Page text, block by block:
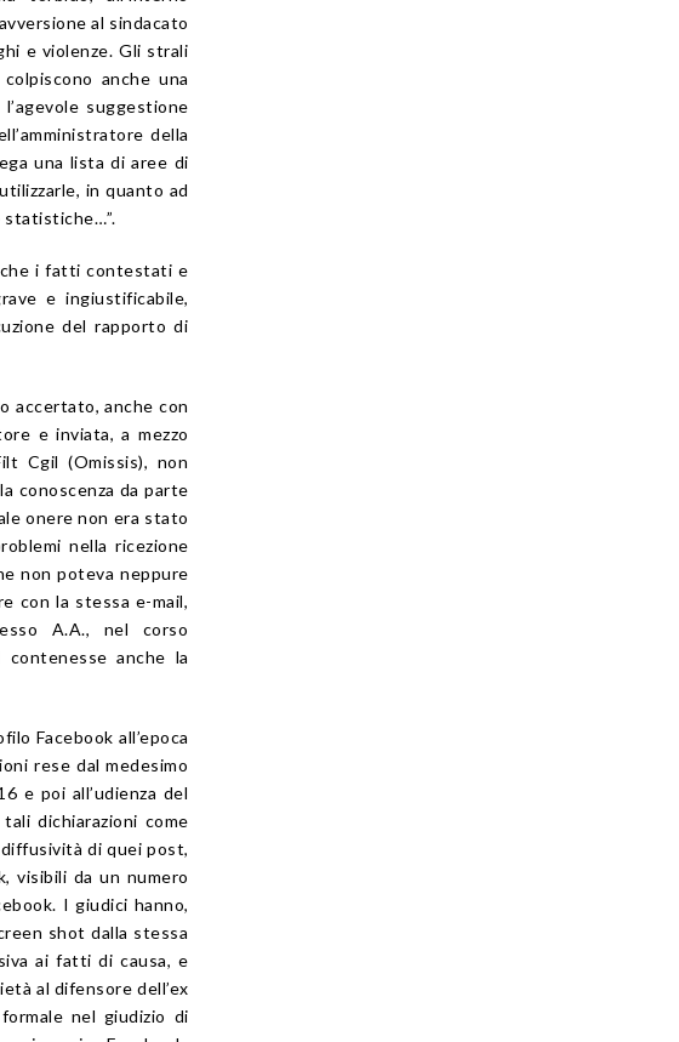
al sindacato
e violenze. Gli strali
anche una
suggestione
della
una lista di aree di
in quanto ad
statistiche…”.
i fatti contestati e
e ingiustificabile,
del rapporto di
accertato, anche con
e inviata, a mezzo
Cgil (Omissis), non
conoscenza da parte
onere non era stato
nella ricezione
non poteva neppure
con la stessa e-mail,
A.A., nel corso
anche la
Facebook all’epoca
rese dal medesimo
e poi all’udienza del
dichiarazioni come
di quei post,
visibili da un numero
I giudici hanno,
shot dalla stessa
ai fatti di causa, e
al difensore dell’ex
nel giudizio di